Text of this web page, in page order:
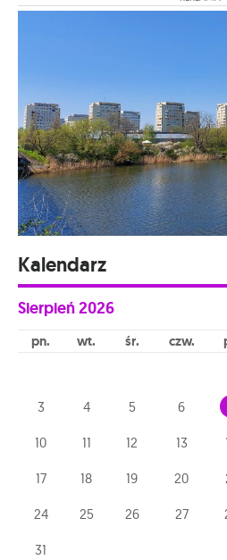
Kalendarz
Sierpień2026
pn wt śr czw
3 4 5 6
10 11 12 13
17 18 19 20
24 25 26 27
31